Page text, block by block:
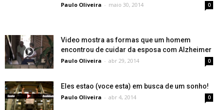
Paulo Oliveira - maio 30, 2014 0
Video mostra as formas que um homem
encontrou de cuidar da esposa com Alzheimer
Paulo Oliveira - abr 29, 2014 0
Eles estao (voce esta) em busca de um sonho!
Paulo Oliveira - abr 4, 2014 0